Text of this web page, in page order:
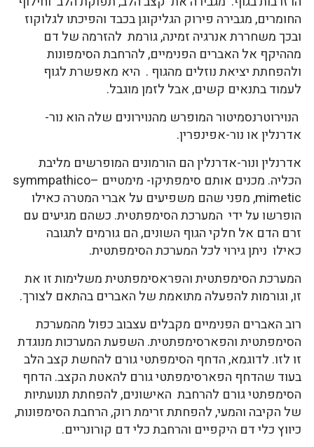
החומרים, מגבירה פירוק הגליקוגן בכבד והפיכתו לגלוקוז
ובכך משחררת אנרגיה זמינה, גורמת להזרמה של דם
מההיקף אל האברים הפנימיים, להרחבת הסימפונות
ולהפחתת יציאת נוזלים מהגוף . היא מאפשרת לגוף
לעמוד בתנאים קשים, אבל לזמן מוגבל.
הנוירוטרנסמיטור המופרש מהנוירונים שלה הוא נור-
אדרנלין או נור-אפינפרין.
אדרנלין ונור-אדרנלין הם הורמונים המופרשים מליבת
הכליה. מכנים אותם סימפתיקו- מימטיים –symmpathico
mimetic, מפני שהם משפיעים על אברי המטרה כאילו
הופרשו על ידי המערכת הסימפתטית. כשהם מגיעים עם
זרם הדם אל חלקי הגוף השונים, הם גורמים לתגובה
כאילו ניתן גירוי לכל המערכת הסימפתטית.
המערכת הסימפתטית והפראסימפתטית משלימות זו את
זו, וגורמות להפעלה מתואמת של האברים בהתאם לצורך.
רוב האברים הפנימיים מקבלים עצבוב כפול מהמערכת
הסימפתטית והפארסימפתטית. השפעת המערכות מנוגדת
זו לזו. לדוגמא, הדחף הסימפתטי גורם להחשת קצב הלב
בעוד שהדחף הפארסימפתטי גורם להאטת הקצב. הדחף
הסימפתטי גורם להרחבת האישונים, להפחתת תנועתיות
של הקיבה והמעי, להפחתת זרימת רוק, הרחבת הסימפונות,
כיווץ כלי דם היקפיים והרחבת כלי דם קורונריים.